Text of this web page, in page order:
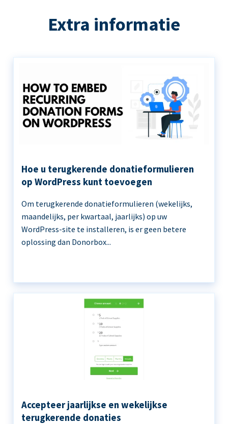
Extra informatie
Hoe u terugkerende donatieformulieren
op WordPress kunt toevoegen
Om terugkerende donatieformulieren (wekelijks,
maandelijks, per kwartaal, jaarlijks) op uw
WordPress-site te installeren, is er geen betere
oplossing dan Donorbox...
Accepteer jaarlijkse en wekelijkse
terugkerende donaties